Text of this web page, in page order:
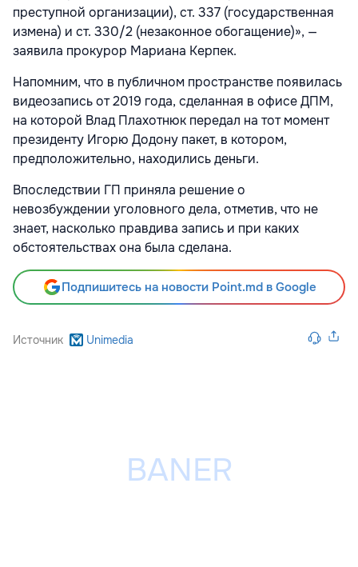
преступной организации), ст. 337 (государственная
измена) и ст. 330/2 (незаконное обогащение)», —
заявила прокурор Мариана Керпек.
Напомним, что в публичном пространстве появилась
видеозапись от 2019 года, сделанная в офисе ДПМ,
на которой Влад Плахотнюк передал на тот момент
президенту Игорю Додону пакет, в котором,
предположительно, находились деньги.
Впоследствии ГП приняла решение о
невозбуждении уголовного дела, отметив, что не
знает, насколько правдива запись и при каких
обстоятельствах она была сделана.
Подпишитесь на новости Point.md в Google
Источник Unimedia